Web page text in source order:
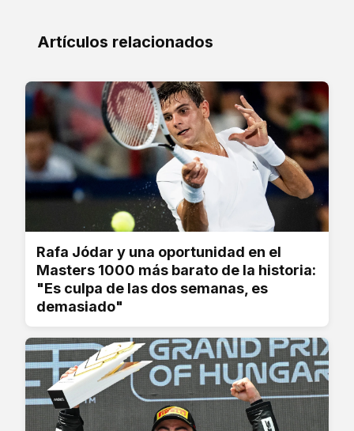
Artículos relacionados
Rafa Jódar y una oportunidad en el
Masters 1000 más barato de la historia:
"Es culpa de las dos semanas, es
demasiado"